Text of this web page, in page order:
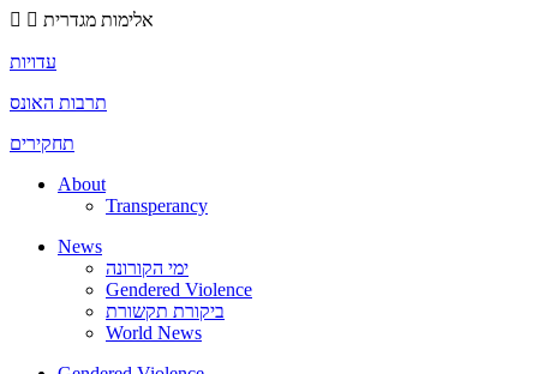
אלימות מגדרית
עדויות
תרבות האונס
תחקירים
About
Transperancy
News
ימי הקורונה
Gendered Violence
ביקורת תקשורת
World News